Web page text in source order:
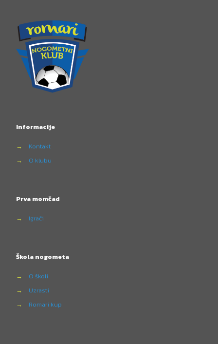
Informacije
→
Kontakt
→
O klubu
Prva momčad
→ Igrači
Škola nogometa
→
O školi
→
Uzrasti
→
Romari kup